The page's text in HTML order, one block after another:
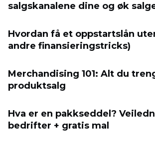
salgskanalene dine og øk
Hvordan få et oppstartslån
andre finansieringstricks)
Merchandising 101: Alt du
produktsalg
Hva er en pakkseddel?
bedrifter + gratis mal